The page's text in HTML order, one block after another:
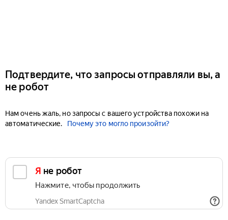
Подтвердите, что запросы отправляли вы, а
не робот
Нам очень жаль, но запросы с вашего устройства похожи на
автоматические.
Почему это могло произойти?
Я не робот
Нажмите, чтобы продолжить
Yandex SmartCaptcha